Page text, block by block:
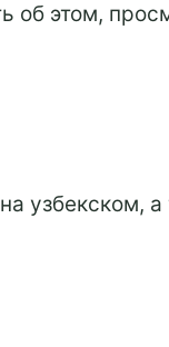
об этом,
узбекском, а